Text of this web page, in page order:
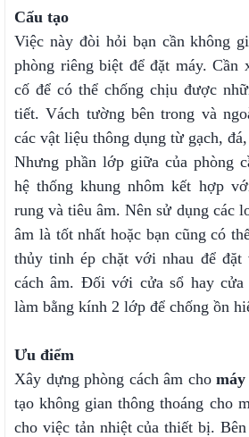
Cấu tạo
Việc này đòi hỏi bạn cần không
phòng riêng biệt để đặt máy. Cần
cố để có thể chống chịu được
tiết. Vách tường bên trong và
các vật liệu thông dụng từ gạch,
Nhưng phần lớp giữa của phòng
hệ thống khung nhôm kết hợp
rung và tiêu âm. Nên sử dụng các
âm là tốt nhất hoặc bạn cũng có
thủy tinh ép chặt với nhau để đặt
cách âm. Đối với cửa sổ hay
làm bằng kính 2 lớp để chống ồn
Ưu điểm
Xây dựng phòng cách âm cho
tạo không gian thông thoáng cho
cho việc tản nhiệt của thiết bị.